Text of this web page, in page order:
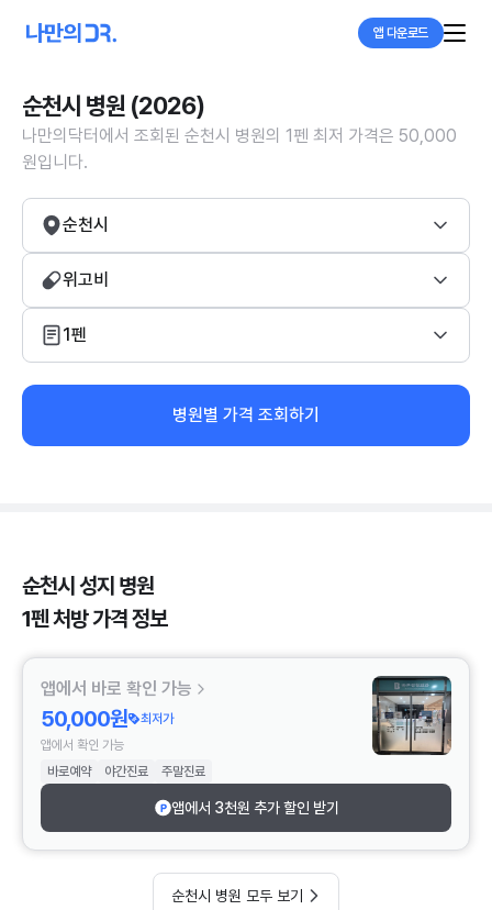
앱 다운로드
순천시 병원 (2026)
나만의닥터에서 조회된 순천시 병원의 1펜 최저 가격은 50,000
원입니다.
순천시
위고비
1펜
병원별 가격 조회하기
순천시 성지 병원
1펜 처방 가격 정보
앱에서 바로 확인 가능
50,000원
최저가
앱에서 확인 가능
바로예약
야간진료 주말진료
앱에서 3천원 추가 할인 받기
순천시 병원 모두 보기